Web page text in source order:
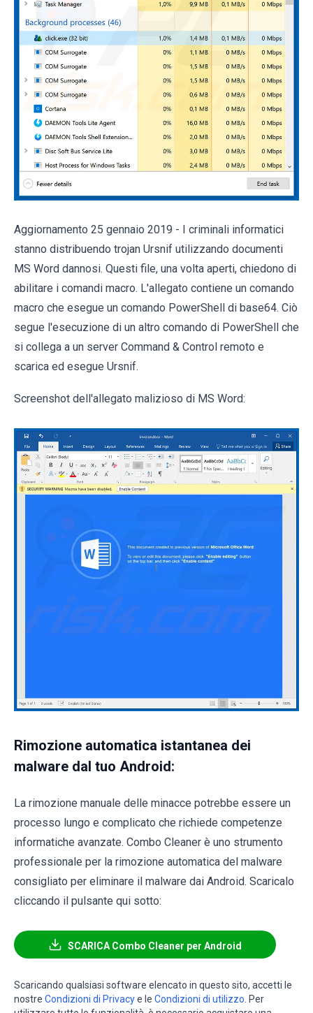
Aggiornamento 25 gennaio 2019 - I criminali informatici
stanno distribuendo trojan Ursnif utilizzando documenti
MS Word dannosi. Questi file, una volta aperti, chiedono di
abilitare i comandi macro. L'allegato contiene un comando
macro che esegue un comando PowerShell di base64. Ciò
segue l'esecuzione di un altro comando di PowerShell che
si collega a un server Command & Control remoto e
scarica ed esegue Ursnif.
Screenshot dell'allegato malizioso di MS Word:
Rimozione automatica istantanea dei
malware dal tuo Android:
La rimozione manuale delle minacce potrebbe essere un
processo lungo e complicato che richiede competenze
informatiche avanzate. Combo Cleaner è uno strumento
professionale per la rimozione automatica del malware
consigliato per eliminare il malware dai Android. Scaricalo
cliccando il pulsante qui sotto:
SCARICA Combo Cleaner per Android
Scaricando qualsiasi software elencato in questo sito, accetti le
nostre Condizioni di Privacye le Condizioni di utilizzo. Per